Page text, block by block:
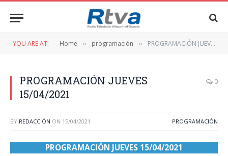
YOU ARE AT: Home » programación » PROGRAMACIÓN JUEVES 15/04/2021
PROGRAMACIÓN JUEVES
15/04/2021
0
BY REDACCIÓN ON 15/04/2021 PROGRAMACIÓN
PROGRAMACIÓN JUEVES 15/04/2021